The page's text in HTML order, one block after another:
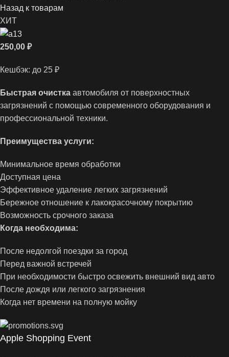
Назад к товарам
ХИТ
250,00 ₽
Кешбэк: до 25 ₽
Быстрая очистка автомобиля от поверхностных
загрязнений с помощью современного оборудования и
профессиональной техники.
Преимущества услуги:
Минимальное время обработки
Доступная цена
Эффективное удаление легких загрязнений
Бережное отношение к лакокрасочному покрытию
Возможность срочного заказа
Когда необходима:
После недолгой поездки за город
Перед важной встречей
При необходимости быстро освежить внешний вид авто
После дождя или легкого загрязнения
Когда нет времени на полную мойку
Apple Shopping Event